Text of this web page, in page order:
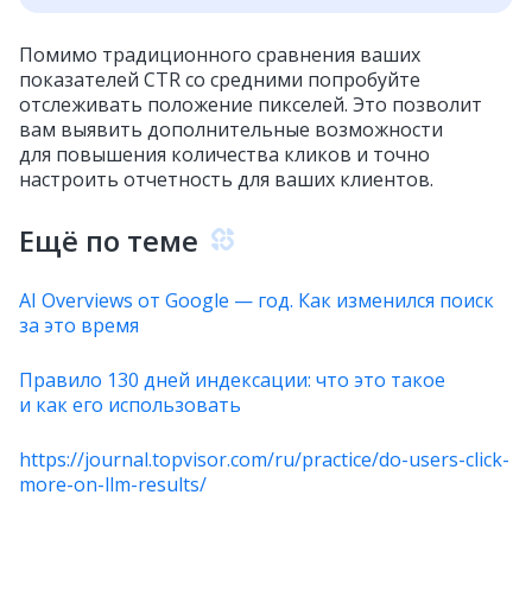
Помимо традиционного сравнения ваших
показателей CTR со средними попробуйте
отслеживать положение пикселей. Это позволит
вам выявить дополнительные возможности
для повышения количества кликов и точно
настроить отчетность для ваших клиентов.
Ещё по теме
AI Overviews от Google — год. Как изменился поиск
за это время
Правило 130 дней индексации: что это такое
и как его использовать
https://journal.topvisor.com/ru/practice/do-users-click-
more-on-llm-results/